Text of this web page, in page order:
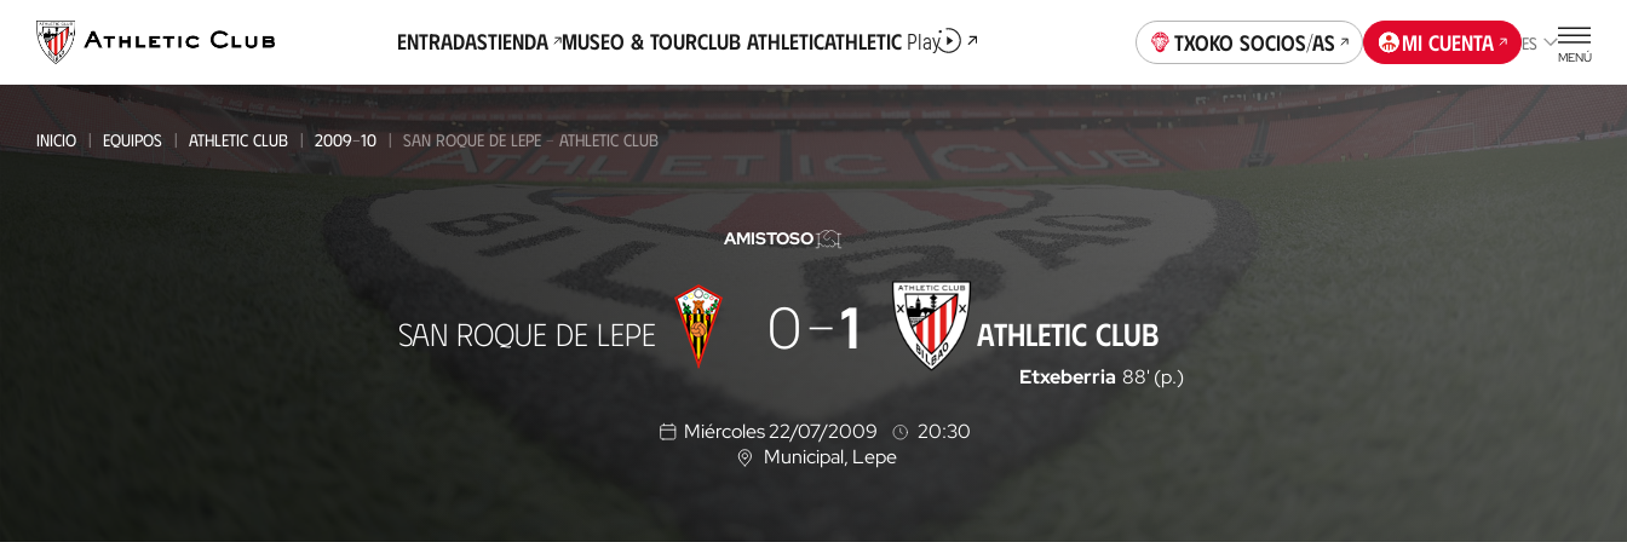
contenido
principal
EntradasTienda Museo & TourClub AthleticAthletic Play Txoko socios/as Mi cuenta ES
MENÚ
INICIO EQUIPOS ATHLETIC CLUB 2009-10 SAN ROQUE DE LEPE - ATHLETIC CLUB
AMISTOSO
SAN ROQUE DE LEPE 0 1 ATHLETIC CLUB
Etxeberria 88' (p.)
Miércoles 22/07/2009
20:30
U
Municipal, Lepe